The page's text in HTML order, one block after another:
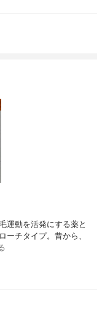
運動を活発にする薬と
ーチタイプ。昔から、